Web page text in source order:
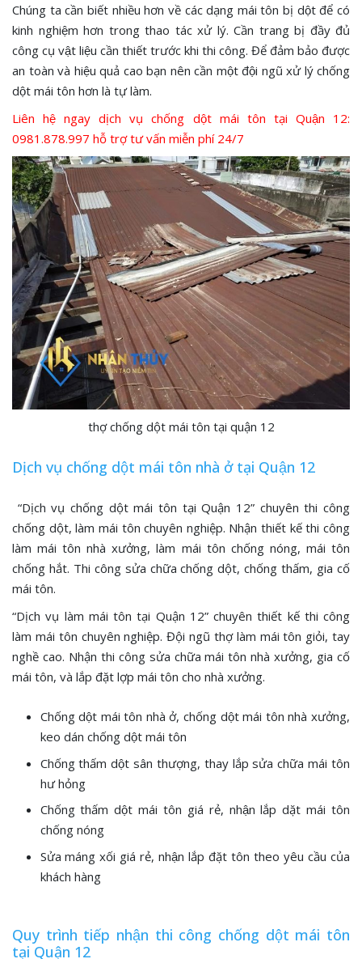
Chúng ta cần biết nhiều hơn về các dạng mái tôn bị dột để có
kinh nghiệm hơn trong thao tác xử lý. Cần trang bị đầy đủ
công cụ vật liệu cần thiết trước khi thi công. Để đảm bảo được
an toàn và hiệu quả cao bạn nên cần một đội ngũ xử lý chống
dột mái tôn hơn là tự làm.
Liên hệ ngay dịch vụ chống dột mái tôn tại Quận 12:
0981.878.997 hỗ trợ tư vấn miễn phí 24/7
thợ chống dột mái tôn tại quận 12
Dịch vụ chống dột mái tôn nhà ở tại Quận 12
“Dịch vụ chống dột mái tôn tại Quận 12” chuyên thi công
chống dột, làm mái tôn chuyên nghiệp. Nhận thiết kế thi công
làm mái tôn nhà xưởng, làm mái tôn chống nóng, mái tôn
chống hắt. Thi công sửa chữa chống dột, chống thấm, gia cố
mái tôn.
“Dịch vụ làm mái tôn tại Quận 12” chuyên thiết kế thi công
làm mái tôn chuyên nghiệp. Đội ngũ thợ làm mái tôn giỏi, tay
nghề cao. Nhận thi công sửa chữa mái tôn nhà xưởng, gia cố
mái tôn, và lắp đặt lợp mái tôn cho nhà xưởng.
Chống dột mái tôn nhà ở, chống dột mái tôn nhà xưởng,
keo dán chống dột mái tôn
Chống thấm dột sân thượng, thay lắp sửa chữa mái tôn
hư hỏng
Chống thấm dột mái tôn giá rẻ, nhận lắp dặt mái tôn
chống nóng
Sửa máng xối giá rẻ, nhận lắp đặt tôn theo yêu cầu của
khách hàng
Quy trình tiếp nhận thi công chống dột mái tôn
tại Quận 12